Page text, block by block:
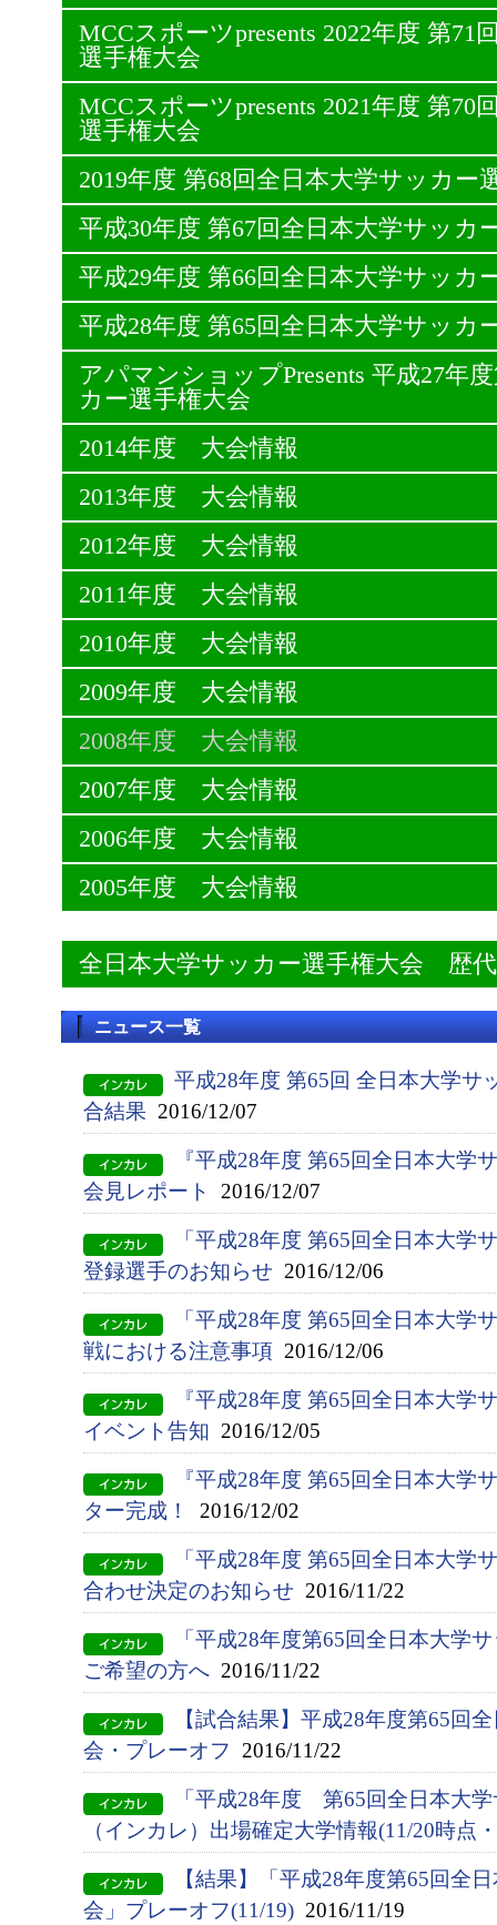
MCCスポーツpresents 2022年度 第71
選手権大会
MCCスポーツpresents 2021年度 第70
選手権大会
2019年度 第68回全日本大学サッカー
平成30年度 第67回全日本大学サッカ
平成29年度 第66回全日本大学サッカ
平成28年度 第65回全日本大学サッカ
アパマンショップPresents 平成27年
カー選手権大会
2014年度 大会情報
2013年度 大会情報
2012年度 大会情報
2011年度 大会情報
2010年度 大会情報
2009年度 大会情報
2008年度 大会情報
2007年度 大会情報
2006年度 大会情報
2005年度 大会情報
全日本大学サッカー選手権大会 歴
ニュース一覧
平成28年度 第65回 全日本大学
合結果 2016/12/07
『平成28年度 第65回全日本大学
会見レポート
2016/12/07
「平成28年度 第65回全日本大学
登録選手のお知らせ 2016/12/06
「平成28年度 第65回全日本大学
戦における注意事項 2016/12/06
『平成28年度 第65回全日本大学
イベント告知 2016/12/05
『平成28年度 第65回全日本大学
ター完成！
2016/12/02
「平成28年度 第65回全日本大学
合わせ決定のお知らせ 2016/11/22
「平成28年度第65回全日本大学
ご希望の方へ 2016/11/22
【試合結果】平成28年度第65回
会・プレーオフ 2016/11/22
「平成28年度 第65回全日本大
（インカレ）出場確定大学情報(11/20時点
【結果】「平成28年度第65回全
会」プレーオフ(11/19) 2016/11/19